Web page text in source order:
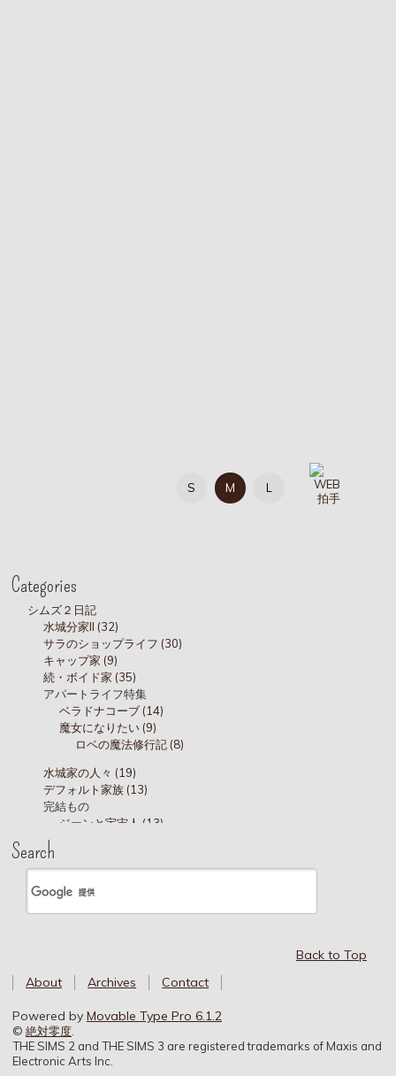
S M L
Categories
シムズ２日記
水城分家II (32)
サラのショップライフ (30)
キャップ家 (9)
続・ボイド家 (35)
アパートライフ特集
ベラドナコーブ (14)
魔女になりたい (9)
ロベの魔法修行記 (8)
水城家の人々 (19)
デフォルト家族 (13)
完結もの
ジーンと宇宙人 (13)
三世代目中心
十代 (18)
バーキン家 (61)
ひっそりサロン (8)
Search
Back to Top
About
Archives Contact
Powered byMovable Type Pro 6.1.2
©絶対零度
THE SIMS 2 and THE SIMS 3 are registered trademarks of Maxis and
Electronic Arts Inc.